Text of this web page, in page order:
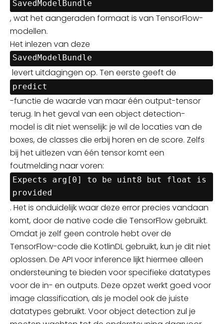
SavedModelBundle
, wat het aangeraden formaat is van TensorFlow-
modellen.
Het inlezen van deze
SavedModelBundle
levert uitdagingen op. Ten eerste geeft de
predict
-functie de waarde van maar één output-tensor
terug. In het geval van een objectdetection-
model is dit niet wenselijk: je wil de locaties van de
boxes, de classes die erbij horen en de score. Zelfs
bij het uitlezen van één tensor komt een
foutmelding naar voren:
Expects arg[0] to be uint8 but float is
provided
. Het is onduidelijk waar deze error precies vandaan
komt, door de native code die TensorFlow gebruikt.
Omdat je zelf geen controle hebt over de
TensorFlow-code die KotlinDL gebruikt, kun je dit niet
oplossen. De API voor inference lijkt hiermee alleen
ondersteuning te bieden voor specifieke datatypes
voor de in- en outputs. Deze opzet werkt goed voor
image classification, als je model ook de juiste
datatypes gebruikt. Voor object detection zul je